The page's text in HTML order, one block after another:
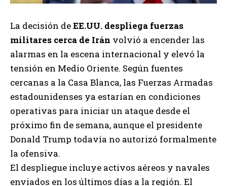
La decisión deEE.UU. despliega fuerzas
militares cerca de Irán volvió a encender las
alarmas en la escena internacional y elevó la
tensión en Medio Oriente. Según fuentes
cercanas a la Casa Blanca, las Fuerzas Armadas
estadounidenses ya estarían en condiciones
operativas para iniciar un ataque desde el
próximo fin de semana, aunque el presidente
Donald Trump todavía no autorizó formalmente
la ofensiva.
El despliegue incluye activos aéreos y navales
enviados en los últimos días a la región. El